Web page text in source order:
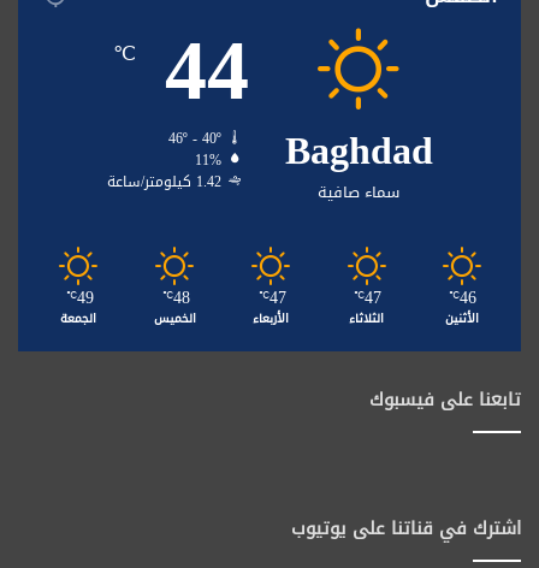
Baghdad
سماء صافية
44
℃
46º - 40º
11%
1.42 كيلومتر/ساعة
46
℃
الأثنين
47
℃
الثلاثاء
47
℃
الأربعاء
48
℃
الخميس
49
℃
الجمعة
تابعنا على فيسبوك
اشترك في قناتنا على يوتيوب